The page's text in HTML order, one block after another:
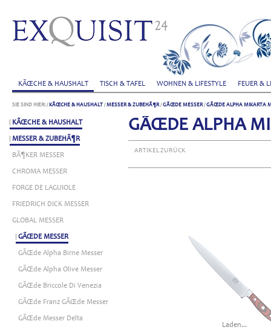
KÃŒCHE & HAUSHALT TISCH & TAFEL WOHNEN & LIFESTYLE FEUER &
SIE SIND HIER: / KÃŒCHE & HAUSHALT /MESSER & ZUBEHÃ¶R/GÃŒDE MESSER/GÃŒDE ALPHA MIKARTA
KÃŒCHE & HAUSHALT
MESSER & ZUBEHÃ¶R
BÃ¶KER MESSER
CHROMA MESSER
FORGE DE LAGUIOLE
FRIEDRICH DICK MESSER
GLOBAL MESSER
GÃŒDE MESSER
GÃŒde Alpha Birne Messer
GÃŒde Alpha Olive Messer
GÃŒde Briccole Di Venezia
GÃŒde Franz GÃŒde Messer
GÃŒde Messer Delta
GÃŒDE ALPHA
ARTIKEL ZURÜCK
Laden...